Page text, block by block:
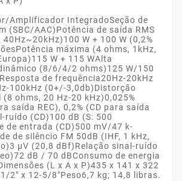
Amplificador IntegradoSeção de
(SBC/AAC)Potência de saída RMS
W + 100 W (0,2%
máxima (4 ohms, 1kHz,
W + 115 WAlta
(8/6/4/2 ohms)125 W/150
de frequência20Hz-20kHz
100kHz (0+/-3,0db)Distorção
ohms, 20 Hz-20 kHz)0,025%
saída REC), 0,2% (CD para saída
ruído (CD)100 dB (S: 500
de entrada (CD)500 mV/47 k-
de silêncio FM 50dB (IHF, 1 kHz,
μV (20,8 dBf)Relação sinal-ruído
dB / 70 dBConsumo de energia
(L x A x P)435 x 141 x 322
2" x 12-5/8"Peso6,7 kg; 14,8 libras.